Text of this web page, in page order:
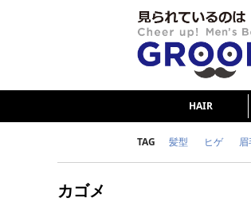
HAIR
TAG 髪型 ヒゲ
カゴメ